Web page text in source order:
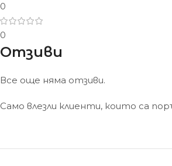
0
0
Отзиви
Все още няма отзиви.
Само влезли клиенти, които са